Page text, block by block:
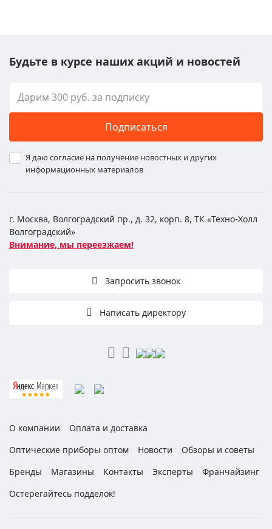
Будьте в курсе наших акций и новостей
Подписаться
Я даю согласие на получение новостных и других
информационных материалов
г. Москва, Волгоградский пр., д. 32, корп. 8, ТК «Техно-Холл
Волгоградский»
Внимание, мы переезжаем!
Запросить звонок
Написать директору
О компании
Оплата и доставка
Оптические приборы оптом
Новости
Обзоры и советы
Бренды
Магазины Контакты Эксперты
Франчайзинг
Остерегайтесь подделок!